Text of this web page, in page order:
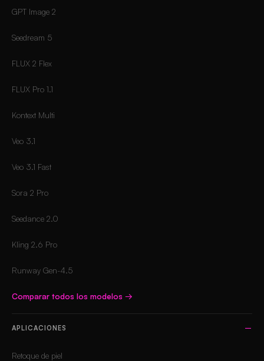
GPT Image 2
Seedream 5
FLUX 2 Flex
FLUX Pro 1.1
Kontext Multi
Veo 3.1
Veo 3.1 Fast
Sora 2 Pro
Seedance 2.0
Kling 2.6 Pro
Runway Gen-4.5
Comparar todos los modelos →
APLICACIONES
Retoque de piel